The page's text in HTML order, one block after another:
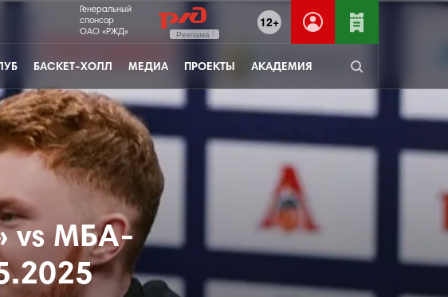
12+
Генеральный
спонсор
ОАО «РЖД»
Реклама
БАСКЕТ-ХОЛЛ МЕДИА ПРОЕКТЫ АКАДЕМИЯ
vs МБА-